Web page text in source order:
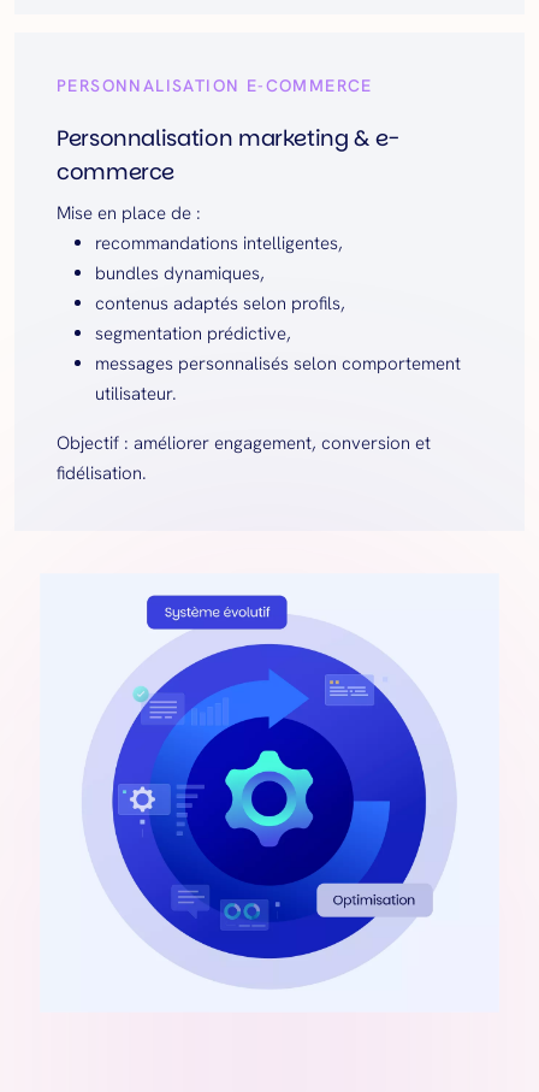
PERSONNALISATION E-COMMERCE
Personnalisation marketing & e-
commerce
Mise en place de :
recommandations intelligentes,
bundles dynamiques,
contenus adaptés selon profils,
segmentation prédictive,
messages personnalisés selon comportement
utilisateur.
Objectif : améliorer engagement, conversion et
fidélisation.